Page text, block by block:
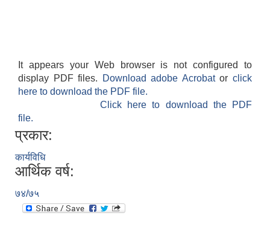
It appears your Web browser is not configured to
display PDF files.
Download adobe Acrobatorclick
here to download the PDF file.
Click here to download the PDF
file.
प्रकार:
कार्यविधि
आर्थिक वर्ष:
७४/७५